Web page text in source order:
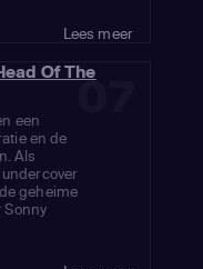
Lees meer
07
Of The
een
en de
Als
geheime
Sonny